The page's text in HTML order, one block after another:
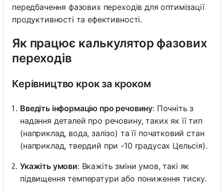
передбачення фазових переходів для оптимізації
продуктивності та ефективності.
Як працює калькулятор фазових
переходів
Керівництво крок за кроком
Введіть інформацію про речовину: Почніть з
надання деталей про речовину, таких як її тип
(наприклад, вода, залізо) та її початковий стан
(наприклад, твердий при -10 градусах Цельсія).
Укажіть умови: Вкажіть зміни умов, такі як
підвищення температури або пониження тиску.